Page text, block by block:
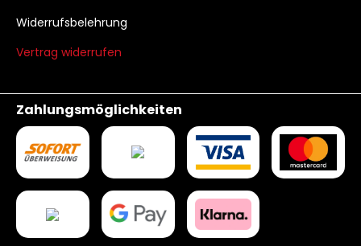
Widerrufsbelehrung
Vertrag widerrufen
Zahlungsmöglichkeiten